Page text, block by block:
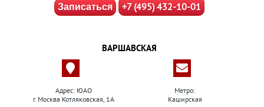
Записаться +7 (495) 432-10-01
ВАРШАВСКАЯ
Адрес: ЮАО
г. Москва Котляковская, 1А
Метро:
Каширская